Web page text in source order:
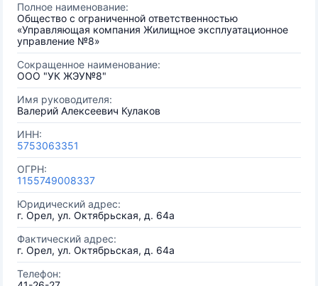
Полное наименование:
Общество с ограниченной ответственностью
«Управляющая компания Жилищное эксплуатационное
управление №8»
Сокращенное наименование:
ООО "УК ЖЭУ№8"
Имя руководителя:
Валерий Алексеевич Кулаков
ИНН:
5753063351
ОГРН:
1155749008337
Юридический адрес:
г. Орел, ул. Октябрьская, д. 64а
Фактический адрес:
г. Орел, ул. Октябрьская, д. 64а
Телефон: